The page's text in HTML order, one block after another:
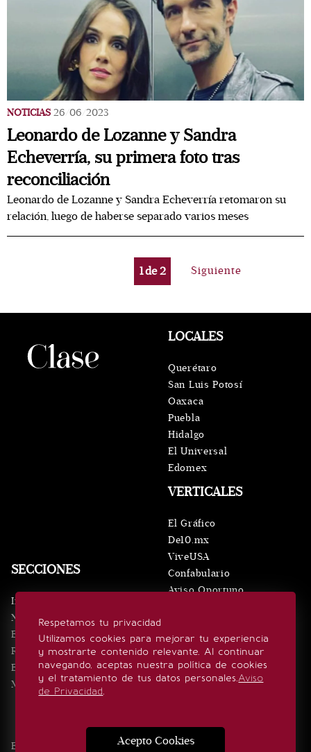
NOTICIAS 26/06/2023
Leonardo de Lozanne y Sandra
Echeverría, su primera foto tras
reconciliación
Leonardo de Lozanne y Sandra Echeverría retomaron su
relación, luego de haberse separado varios meses
1de2 Siguiente
Respetamos tu privacidad
Utilizamos cookies para mejorar tu experiencia
y mostrarte contenido relevante. Al continuar
navegando, aceptas nuestra política de cookies
y el tratamiento de tus datos personales.Aviso
de Privacidad.
Acepto Cookies
SECCIONES
Inicio
Noticias
Eventos
Realeza
Estilo de vida
Minuto x Minuto
VERTICALES
El Gráfico
De10.mx
ViveUSA
Confabulario
Aviso Oportuno
LOCALES
Querétaro
San Luis Potosí
Oaxaca
Puebla
Hidalgo
El Universal
Edomex
SÍGUENOS
Edición Impresa Noticias Quiénes somos